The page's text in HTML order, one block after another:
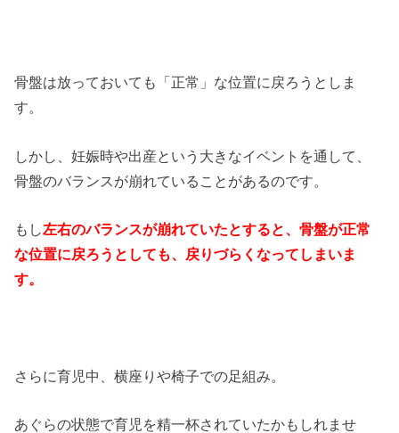
骨盤は放っておいても「正常」な位置に戻ろうとしま
す。
しかし、妊娠時や出産という大きなイベントを通して、
骨盤のバランスが崩れていることがあるのです。
もし左右のバランスが崩れていたとすると、骨盤が正常
な位置に戻ろうとしても、戻りづらくなってしまいま
す。
さらに育児中、横座りや椅子での足組み。
あぐらの状態で育児を精一杯されていたかもしれませ